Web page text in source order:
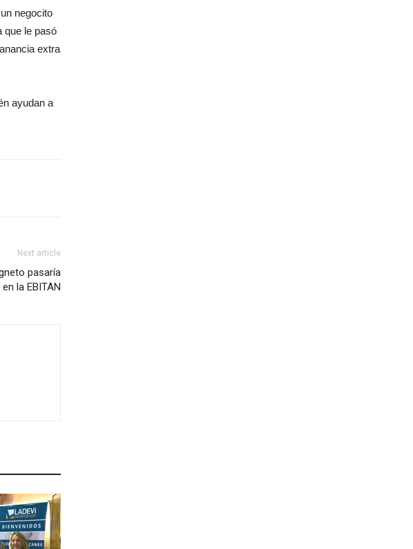
negocito
que le pasó
extra
ayudan a
Next article
pasaría
la EBITAN